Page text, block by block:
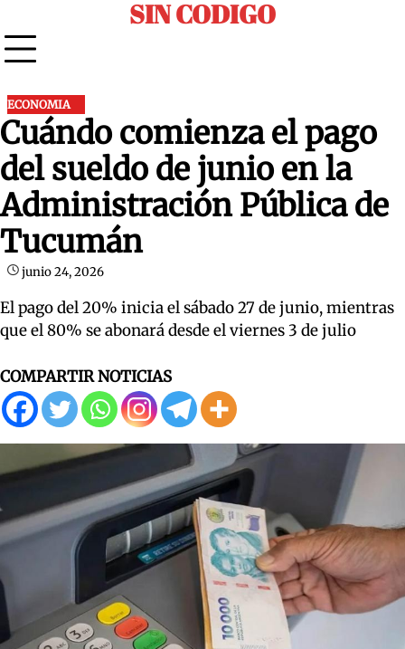
to
content
SIN CODIGO
ECONOMIA
Cuándo comienza el pago
del sueldo de junio en la
Administración Pública de
Tucumán
junio 24, 2026
El pago del 20% inicia el sábado 27 de junio, mientras
que el 80% se abonará desde el viernes 3 de julio
COMPARTIR NOTICIAS